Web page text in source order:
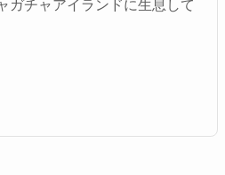
ガチャアイランドに生息して